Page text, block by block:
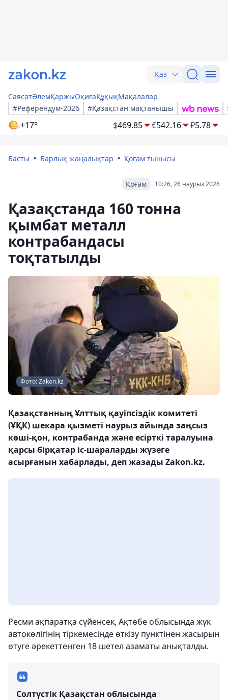
Қаз
СаясатӘлемҚаржыОқиғаҚұқықМақалалар
#Референдум-2026
#Қазақстан мақтанышы
+17° $469.85 €542.16 ₽5.78
Басты Барлық жаңалықтар Қоғам тынысы
10:26, 26 наурыз 2026
Қоғам
Қазақстанда 160 тонна
қымбат металл
контрабандасы
тоқтатылды
Фото: Zakon.kz
Қазақстанның Ұлттық қауіпсіздік комитеті
(ҰҚК) шекара қызметі наурыз айында заңсыз
көші-қон, контрабанда және есірткі таралуына
қарсы бірқатар іс-шараларды жүзеге
асырғанын хабарлады, деп жазады Zakon.kz.
Ресми ақпаратқа сүйенсек, Ақтөбе облысында жүк
автокөлігінің тіркемесінде өткізу пунктінен жасырын
өтуге әрекеттенген 18 шетел азаматы анықталды.
Солтүстік Қазақстан облысында